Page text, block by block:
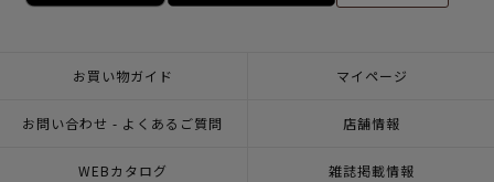
お買い物ガイド マイページ
お問い合わせ - よくあるご質問 店舗情報
WEBカタログ 雑誌掲載情報